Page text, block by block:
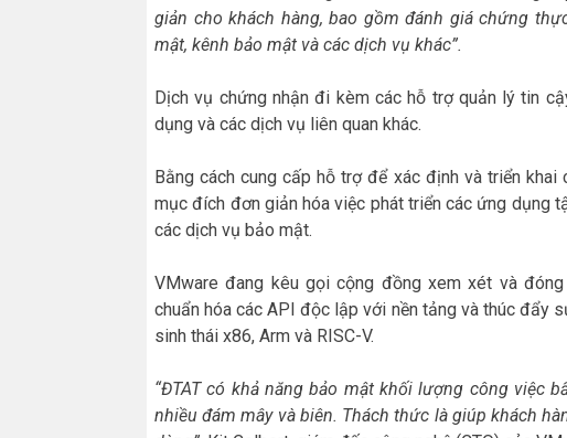
giản cho khách hàng, bao gồm đánh giá chứng
mật, kênh bảo mật và các dịch vụ khác”.
Dịch vụ chứng nhận đi kèm các hỗ trợ quản lý tin
dụng và các dịch vụ liên quan khác.
Bằng cách cung cấp hỗ trợ để xác định và triển khai
mục đích đơn giản hóa việc phát triển các ứng dụng
các dịch vụ bảo mật.
VMware đang kêu gọi cộng đồng xem xét và
chuẩn hóa các API độc lập với nền tảng và thúc đẩy
sinh thái x86, Arm và RISC-V.
“ĐTAT có khả năng bảo mật khối lượng công việc
nhiều đám mây và biên. Thách thức là giúp khách